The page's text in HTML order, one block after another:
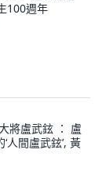
100週年
將盧武鉉 ： 盧
人間盧武鉉’, 黃